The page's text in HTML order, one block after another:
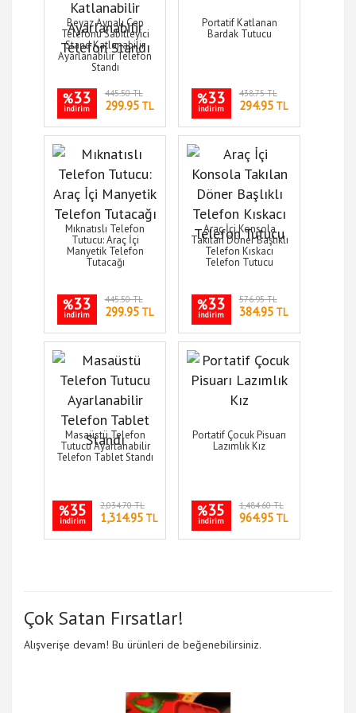
Beyaz Aynalı Cep
Telefonu Sabitleyici
Stand Katlanabilir
Ayarlanabilir Telefon
Standı
%33
indirim
445.50 TL
299.95TL
Portatif Katlanan
Bardak Tutucu
%33
indirim
438.75 TL
294.95TL
Mıknatıslı Telefon
Tutucu: Araç İçi
Manyetik Telefon
Tutacağı
%33
indirim
445.50 TL
299.95TL
Araç İçi Konsola
Takılan Döner Başlıklı
Telefon Kıskacı
Telefon Tutucu
%33
indirim
576.95 TL
384.95TL
Masaüstü Telefon
Tutucu Ayarlanabilir
Telefon Tablet Standı
%35
indirim
2,034.70 TL
1,314.95 TL
Portatif Çocuk Pisuarı
Lazımlık Kız
%35
indirim
1,484.60 TL
964.95TL
Çok Satan Fırsatlar!
Alışverişe devam! Bu ürünleri de beğenebilirsiniz.